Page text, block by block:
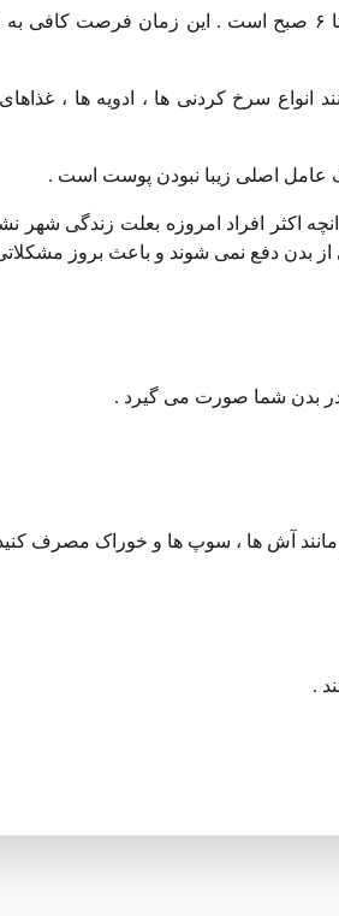
عامل بسیار موثر دیگر در زیبایی پوست یک خواب منظم شبانه حداقل ۱۲شب تا ۶ صبح
انواع سرخ کردنی ها ، ادویه ها ،
عامل اصلی زیبا نبودن پوست است .
اکثر افراد امروزه بعلت زندگی شهر
بدن دفع نمی شوند و باعث بروز
بدن شما صورت می گیرد .
آش ها ، سوپ ها و خوراک مصرف
.